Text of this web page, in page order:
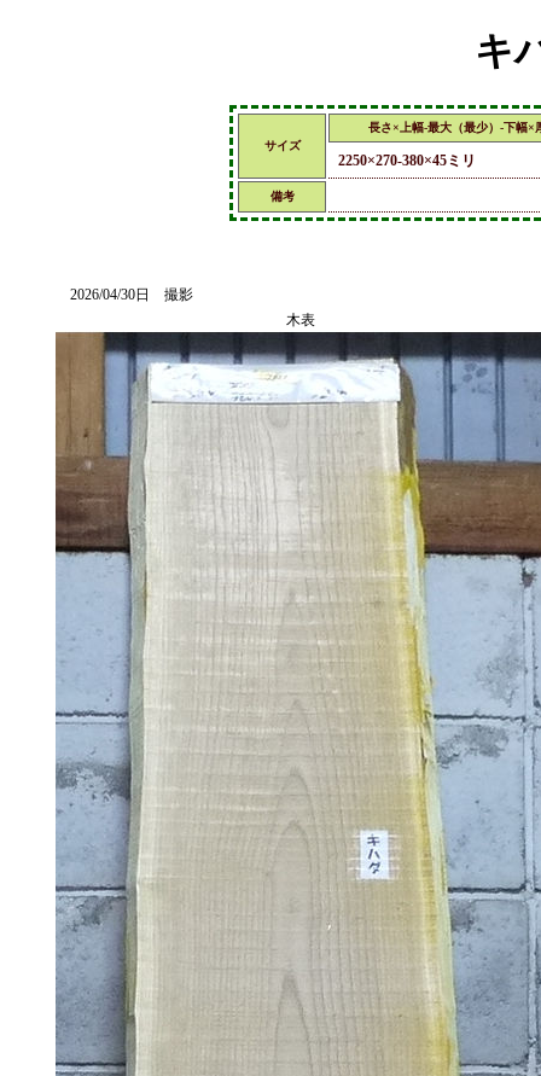
キ
サイズ
長さ×上幅-最大（最少）-下幅×
2250×270-380×45ミリ
備考
2026/04/30日 撮影
木表